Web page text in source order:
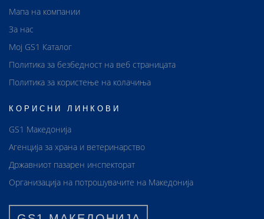
Мапа на компании
За нас
Мој GS1 Каталог
Политика за безбедност на веб страницата
Политика за користење на колачиња
КОРИСНИ ЛИНКОВИ
GS1 Македонија
Агенција за храна и ветеринарство
Државниот пазарен инспекторат
Организација на потрошувачите на Македонија